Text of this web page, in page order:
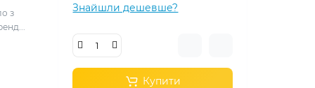
з
Знайшли дешевше?
Купити